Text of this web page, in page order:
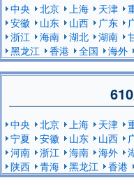
中央 北京 上海 天津
安徽
山东 山西 广东
浙江
海南 湖北 湖南
黑龙江
香港 全国 海外
中央 北京 上海 天津
宁夏
安徽 山东 山西
河南
浙江 海南 海外
陕西
青海 黑龙江 香港